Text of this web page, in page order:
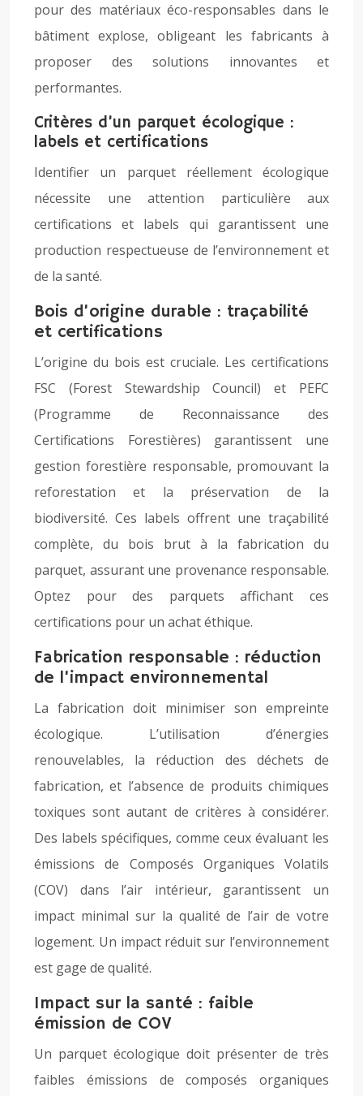
pour des matériaux éco-responsables dans le
bâtiment explose, obligeant les fabricants à
proposer des solutions innovantes et
performantes.
Critères d’un parquet écologique :
labels et certifications
Identifier un parquet réellement écologique
nécessite une attention particulière aux
certifications et labels qui garantissent une
production respectueuse de l’environnement et
de la santé.
Bois d’origine durable : traçabilité
et certifications
L’origine du bois est cruciale. Les certifications
FSC (Forest Stewardship Council) et PEFC
(Programme de Reconnaissance des
Certifications Forestières) garantissent une
gestion forestière responsable, promouvant la
reforestation et la préservation de la
biodiversité. Ces labels offrent une traçabilité
complète, du bois brut à la fabrication du
parquet, assurant une provenance responsable.
Optez pour des parquets affichant ces
certifications pour un achat éthique.
Fabrication responsable : réduction
de l’impact environnemental
La fabrication doit minimiser son empreinte
écologique. L’utilisation d’énergies
renouvelables, la réduction des déchets de
fabrication, et l’absence de produits chimiques
toxiques sont autant de critères à considérer.
Des labels spécifiques, comme ceux évaluant les
émissions de Composés Organiques Volatils
(COV) dans l’air intérieur, garantissent un
impact minimal sur la qualité de l’air de votre
logement. Un impact réduit sur l’environnement
est gage de qualité.
Impact sur la santé : faible
émission de COV
Un parquet écologique doit présenter de très
faibles émissions de composés organiques